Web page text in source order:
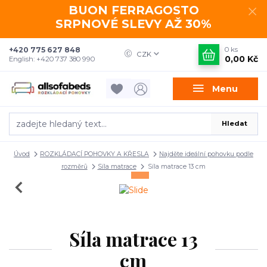
BUON FERRAGOSTO
SRPNOVÉ SLEVY AŽ 30%
Menu
CZK
Hledat
+420 775 627 848
English: +420 737 380 990
0 ks
0,00 Kč
Úvod ROZKLÁDACÍ POHOVKY A KŘESLA
Najděte ideální pohovku podle
rozměrů
Síla matrace Síla matrace 13 cm
Síla matrace 13
cm